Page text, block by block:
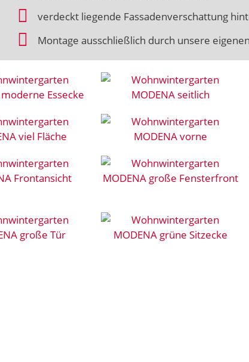
verdeckt liegende Fassadenverschattung
Montage ausschließlich durch unsere